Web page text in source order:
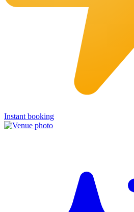
Instant booking